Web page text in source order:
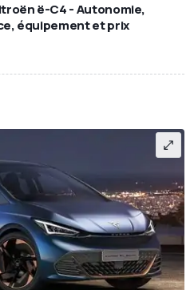
ë-C4 - Autonomie,
équipement et prix